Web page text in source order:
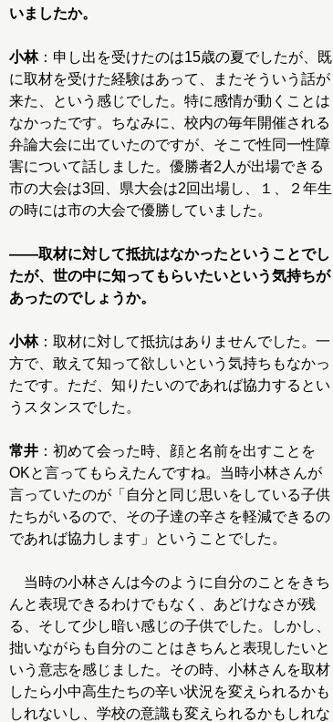
いましたか。
小林：申し出を受けたのは15歳の夏でしたが、既
に取材を受けた経験はあって、またそういう話が
来た、という感じでした。特に感情が動くことは
なかったです。ちなみに、校内の毎年開催される
弁論大会に出ていたのですが、そこで性同一性障
害について話しました。優勝者2人が出場できる
市の大会は3回、県大会は2回出場し、１、２年生
の時には市の大会で優勝していました。
――取材に対して抵抗はなかったということでし
たが、世の中に知ってもらいたいという気持ちが
あったのでしょうか。
小林：取材に対して抵抗はありませんでした。一
方で、敢えて知って欲しいという気持ちもなかっ
たです。ただ、知りたいのであれば協力するとい
うスタンスでした。
常井 ：初めて会った時、顔と名前を出すことを
OKと言ってもらえたんですね。当時小林さんが
言っていたのが「自分と同じ思いをしている子供
たちがいるので、その子達の辛さを軽減できるの
であれば協力します」ということでした。
当時の小林さんは今のように自分のことをきち
んと表現できるわけでもなく、あどけなさが残
る、そして少し暗い感じの子供でした。しかし、
拙いながらも自分のことはきちんと表現したいと
いう意志を感じました。その時、小林さんを取材
したら小中高生たちの辛い状況を変えられるかも
しれないし、学校の意識も変えられるかもしれな